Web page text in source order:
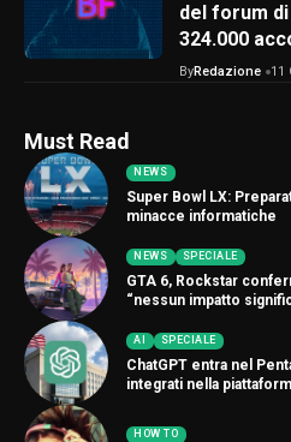
del forum
324.000
ByRedazione 11
Must Read
NEWS
Super Bowl LX:
minacce informatiche
NEWS SPECIALE
GTA 6, Rockstar
“nessun impatto
AI SPECIALE
ChatGPT entra nel
integrati nella
HOW TO